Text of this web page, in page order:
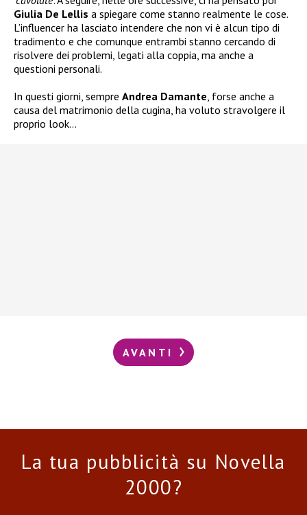
Giulia De Lellis a spiegare come stanno realmente le cose.
L’influencer ha lasciato intendere che non vi è alcun tipo di
tradimento e che comunque entrambi stanno cercando di
risolvere dei problemi, legati alla coppia, ma anche a
questioni personali.
In questi giorni, sempre Andrea Damante, forse anche a
causa del matrimonio della cugina, ha voluto stravolgere il
proprio look…
AVANTI
La tua pubblicità su Novella
2000?